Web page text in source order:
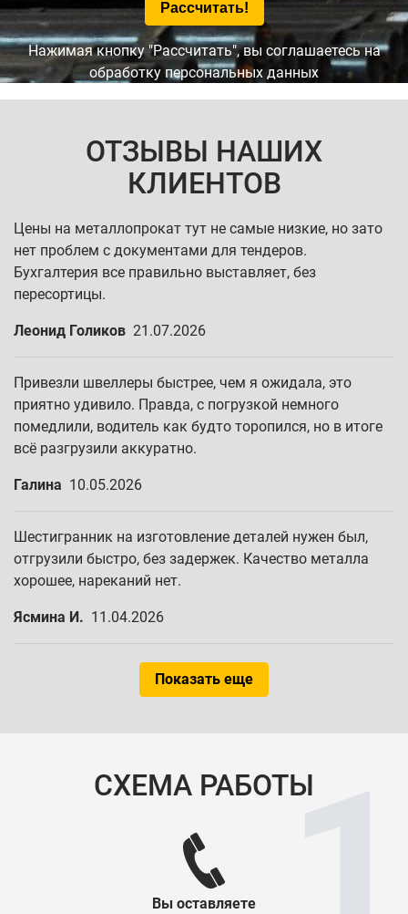
Нажимая кнопку "Рассчитать", вы соглашаетесь на
обработку персональных данных
ОТЗЫВЫ НАШИХ
КЛИЕНТОВ
Цены на металлопрокат тут не самые низкие, но зато
нет проблем с документами для тендеров.
Бухгалтерия все правильно выставляет, без
пересортицы.
Леонид Голиков 21.07.2026
Привезли швеллеры быстрее, чем я ожидала, это
приятно удивило. Правда, с погрузкой немного
помедлили, водитель как будто торопился, но в итоге
всё разгрузили аккуратно.
Галина 10.05.2026
Шестигранник на изготовление деталей нужен был,
отгрузили быстро, без задержек. Качество металла
хорошее, нареканий нет.
Ясмина И. 11.04.2026
Показать еще
СХЕМА РАБОТЫ
Вы оставляете